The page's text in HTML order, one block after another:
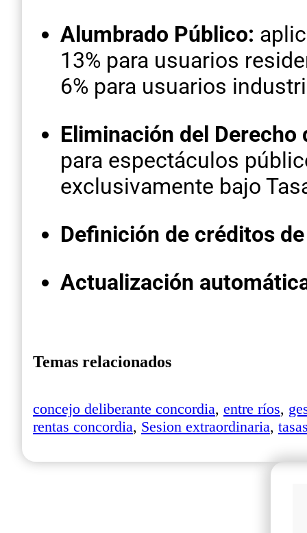
Alumbrado Público:
13% para usuarios
6% para usuarios
Eliminación del
para espectáculos
exclusivamente bajo
Definición de créditos
Actualización
Temas relacionados
concejo deliberante concordia, entre ríos,
rentas concordia, Sesion extraordinaria,